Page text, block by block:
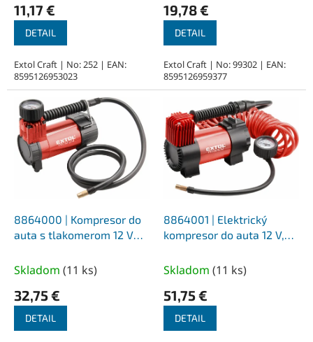
11,17 €
DETAIL
Extol Craft | No: 252 | EAN:
8595126953023
19,78 €
DETAIL
Extol Craft | No: 99302 | EAN:
8595126959377
8864000 | Kompresor do
auta s tlakomerom 12 V
Skladom (11 ks)
32,75 €
DETAIL
8864001 | Elektrický
kompresor do auta 12 V,
Skladom (11 ks)
51,75 €
DETAIL